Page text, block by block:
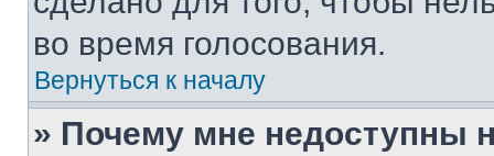
во время голосования.
Вернуться к началу
» Почему мне недоступны